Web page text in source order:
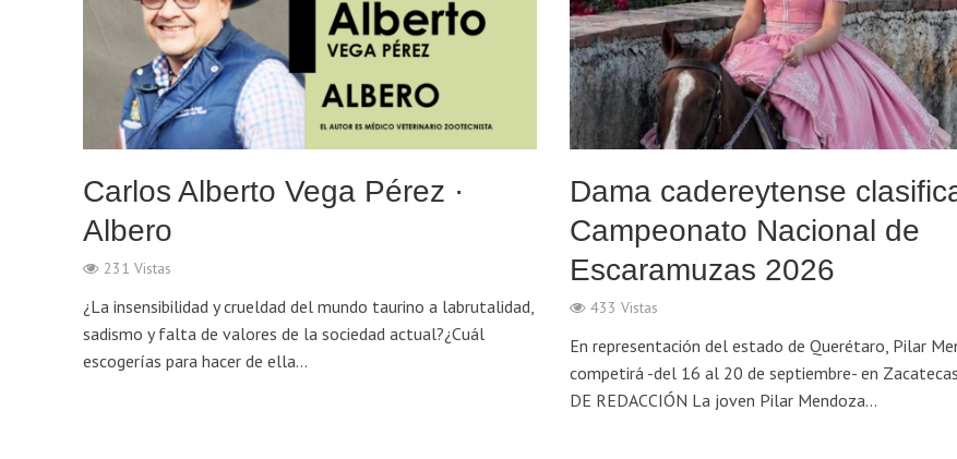
Carlos Alberto Vega Pérez ·
Albero
231 Vistas
¿La insensibilidad y crueldad del mundo taurino a labrutalidad,
sadismo y falta de valores de la sociedad actual?¿Cuál
escogerías para hacer de ella...
Dama cadereytense
Campeonato Nacional de
Escaramuzas 2026
433 Vistas
En representación del estado de Querétaro, Pilar
competirá -del 16 al 20 de septiembre- en
DE REDACCIÓN La joven Pilar Mendoza...